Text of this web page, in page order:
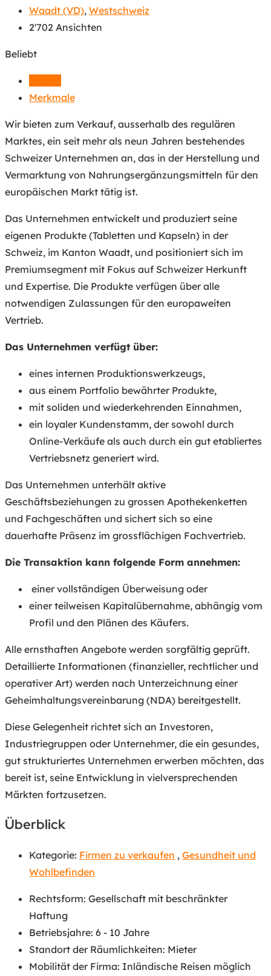
Waadt (VD), Westschweiz
2'702 Ansichten
Beliebt
Merkmale
Wir bieten zum Verkauf, ausserhalb des regulären
Marktes, ein seit mehr als neun Jahren bestehendes
Schweizer Unternehmen an, das in der Herstellung und
Vermarktung von Nahrungsergänzungsmitteln für den
europäischen Markt tätig ist.
Das Unternehmen entwickelt und produziert seine
eigenen Produkte (Tabletten und Kapseln) in der
Schweiz, im Kanton Waadt, und positioniert sich im
Premiumsegment mit Fokus auf Schweizer Herkunft
und Expertise. Die Produkte verfügen über alle
notwendigen Zulassungen für den europaweiten
Vertrieb.
Das Unternehmen verfügt über:
eines internen Produktionswerkzeugs,
aus einem Portfolio bewährter Produkte,
mit soliden und wiederkehrenden Einnahmen,
ein loyaler Kundenstamm, der sowohl durch
Online-Verkäufe als auch durch ein gut etabliertes
Vertriebsnetz generiert wird.
Das Unternehmen unterhält aktive
Geschäftsbeziehungen zu grossen Apothekenketten
und Fachgeschäften und sichert sich so eine
dauerhafte Präsenz im grossflächigen Fachvertrieb.
Die Transaktion kann folgende Form annehmen:
einer vollständigen Überweisung oder
einer teilweisen Kapitalübernahme, abhängig vom
Profil und den Plänen des Käufers.
Alle ernsthaften Angebote werden sorgfältig geprüft.
Detaillierte Informationen (finanzieller, rechtlicher und
operativer Art) werden nach Unterzeichnung einer
Geheimhaltungsvereinbarung (NDA) bereitgestellt.
Diese Gelegenheit richtet sich an Investoren,
Industriegruppen oder Unternehmer, die ein gesundes,
gut strukturiertes Unternehmen erwerben möchten, das
bereit ist, seine Entwicklung in vielversprechenden
Märkten fortzusetzen.
Überblick
Kategorie: Firmen zu verkaufen , Gesundheit und
Wohlbefinden
Rechtsform: Gesellschaft mit beschränkter
Haftung
Betriebsjahre: 6 - 10 Jahre
Standort der Räumlichkeiten: Mieter
Mobilität der Firma: Inländische Reisen möglich